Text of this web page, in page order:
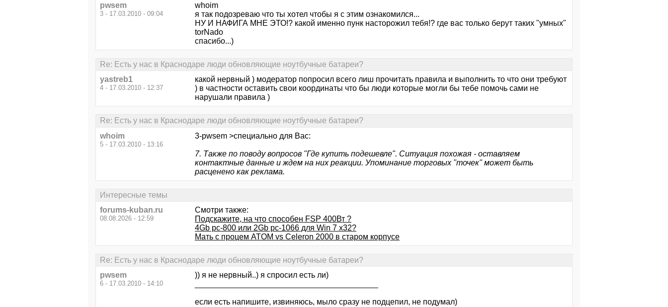
pwsem
3 - 17.03.2010 - 09:04
whoim
я так подозреваю что ты хотел чтобы я с этим ознакомился...
НУ И НАФИГА МНЕ ЭТО!? какой именно пунк насторожил тебя!? где вас только берут таких "умных"
torNado
спасибо...)
Re: Есть у нас в Краснодаре люди обновляющие ноутбучные батареи?
yastreb1
4 - 17.03.2010 - 12:37
какой нервный ) модератор попросил всего лиш прочитать правила и выполнить то что они требуют
) в частности оставить свои координаты что бы люди которые могли бы тебе помочь сами не
нарушали правила )
Re: Есть у нас в Краснодаре люди обновляющие ноутбучные батареи?
whoim
5 - 17.03.2010 - 13:16
3-pwsem >специально для Вас:
7. Также по поводу вопросов "Где купить подешевле". Ситуация похожая - оставляем
контактные данные и ждем на них реакции. Упоминание торговых "точек" может быть
расценено как реклама.
Интересные темы
forums-kuban.ru
08.08.2026 - 12:59
Смотри также:
Подскажите, на что способен FSP 400Вт ?
4Gb pc-800 или 2Gb pc-1066 для Win 7 х32?
Мать с процем ATOM vs Celeron 2000 в старом корпусе
Re: Есть у нас в Краснодаре люди обновляющие ноутбучные батареи?
pwsem
6 - 17.03.2010 - 14:10
)) я не нервный..) я спросил есть ли)
если есть напишите, извиняюсь, мыло сразу не подцепил, не подумал)